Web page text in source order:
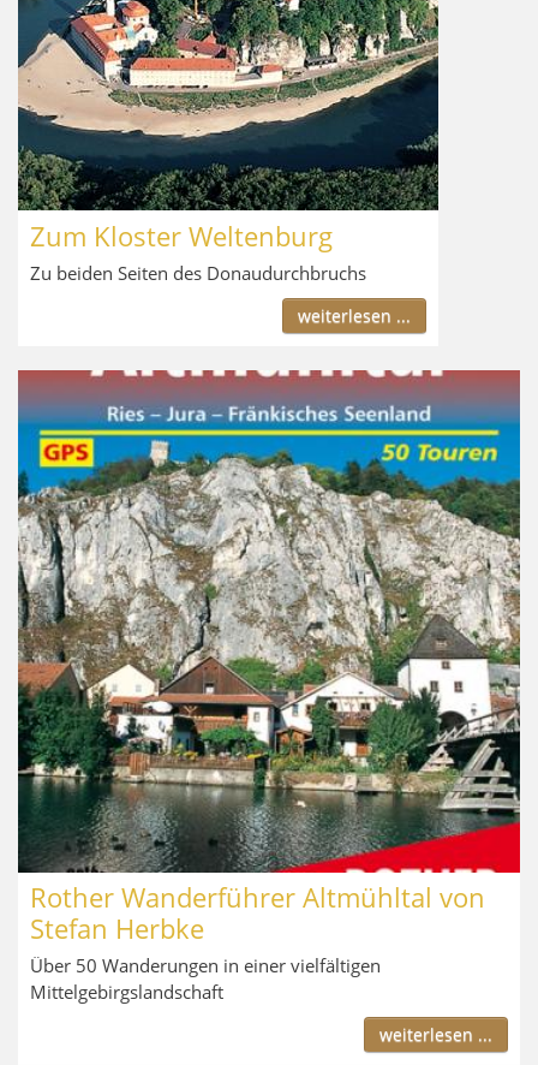
Zum Kloster Weltenburg
Zu beiden Seiten des Donaudurchbruchs
weiterlesen ...
Rother Wanderführer Altmühltal von
Stefan Herbke
Über 50 Wanderungen in einer vielfältigen
Mittelgebirgslandschaft
weiterlesen ...